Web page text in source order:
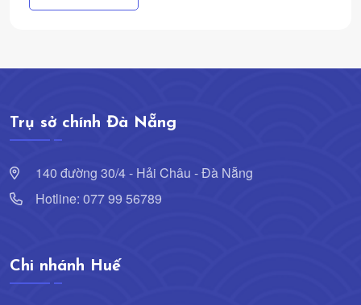
Trụ sở chính Đà Nẵng
140 đường 30/4 - Hải Châu - Đà Nẵng
Hotline: 077 99 56789
Chi nhánh Huế